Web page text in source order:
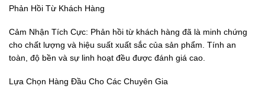
Phản Hồi Từ Khách Hàng
Cảm Nhận Tích Cực: Phản hồi từ khách hàng đã là minh chứng
cho chất lượng và hiệu suất xuất sắc của sản phẩm. Tính an
toàn, độ bền và sự linh hoạt đều được đánh giá cao.
Lựa Chọn Hàng Đầu Cho Các Chuyên Gia